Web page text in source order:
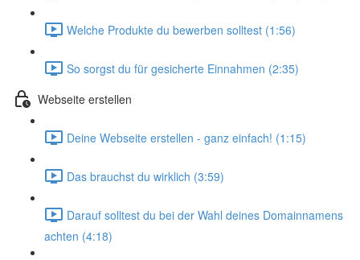
Welche Produkte du bewerben solltest (1:56)
So sorgst du für gesicherte Einnahmen (2:35)
Webseite erstellen
Deine Webseite erstellen - ganz einfach! (1:15)
Das brauchst du wirklich (3:59)
Darauf solltest du bei der Wahl deines Domainnamens
achten (4:18)